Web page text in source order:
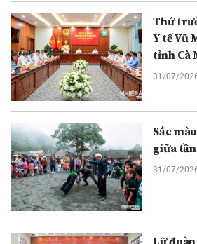
Thứ
Y tế Vũ
tỉnh Cà
31/07/
Sắc
giữa
31/07/